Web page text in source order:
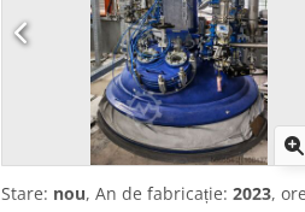
(sistem de comandă) Detalii
ofertă scrisă. Demontarea,
Cycron GmbH. Astfel, vă garantăm
sau pentru contact, nu ezitați să ne
Stare: nou, An de fabricație: 2023,